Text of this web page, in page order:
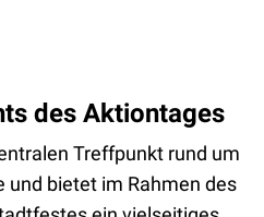
des Aktiontages
Treffpunkt rund um
und bietet im Rahmen des